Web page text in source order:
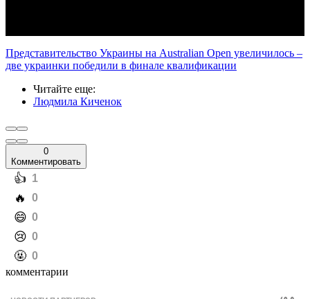
Представительство Украины на Australian Open увеличилось –
две украинки победили в финале квалификации
Читайте еще:
Людмила Киченок
0
Комментировать
️👍 1
️🔥 0
️😄 0
️😢 0
️🤬 0
комментарии